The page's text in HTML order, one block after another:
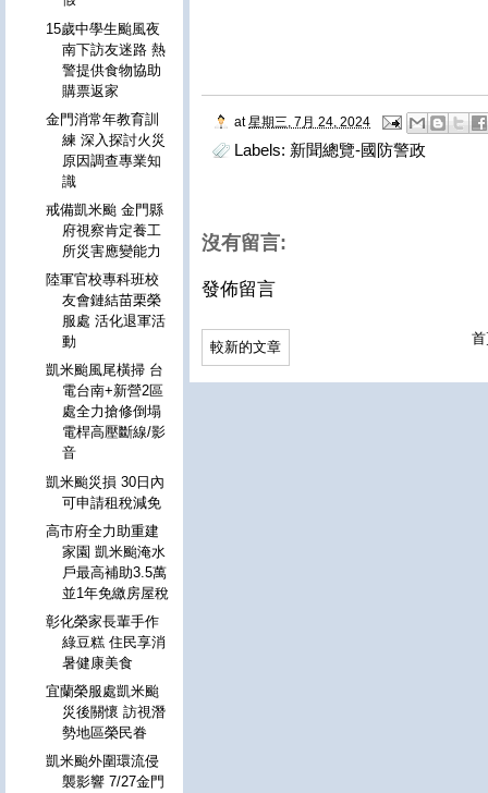
at 星期三, 7月 24, 2024
Labels: 新聞總覽-國防警政
沒有留言:
發佈留言
較新的文章
15歲中學生颱風夜
南下訪友迷路 熱
警提供食物協助
購票返家
金門消常年教育訓
練 深入探討火災
原因調查專業知
識
戒備凱米颱 金門縣
府視察肯定養工
所災害應變能力
陸軍官校專科班校
友會鏈結苗栗榮
服處 活化退軍活
動
凱米颱風尾橫掃 台
電台南+新營2區
處全力搶修倒塌
電桿高壓斷線/影
音
凱米颱災損 30日內
可申請租稅減免
高市府全力助重建
家園 凱米颱淹水
戶最高補助3.5萬
並1年免繳房屋稅
彰化榮家長輩手作
綠豆糕 住民享消
暑健康美食
宜蘭榮服處凱米颱
災後關懷 訪視潛
勢地區榮民眷
凱米颱外圍環流侵
襲影響 7/27金門